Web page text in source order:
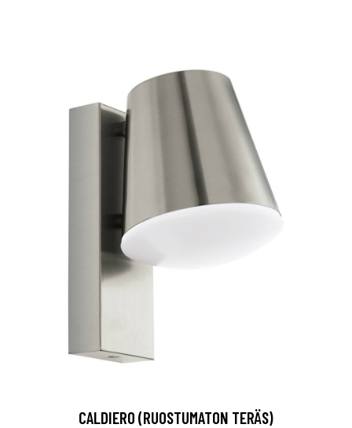
CALDIERO (RUOSTUMATON TERÄS)